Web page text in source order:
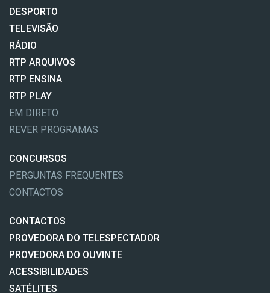
DESPORTO
TELEVISÃO
RÁDIO
RTP ARQUIVOS
RTP ENSINA
RTP PLAY
EM DIRETO
REVER PROGRAMAS
CONCURSOS
PERGUNTAS FREQUENTES
CONTACTOS
CONTACTOS
PROVEDORA DO TELESPECTADOR
PROVEDORA DO OUVINTE
ACESSIBILIDADES
SATÉLITES